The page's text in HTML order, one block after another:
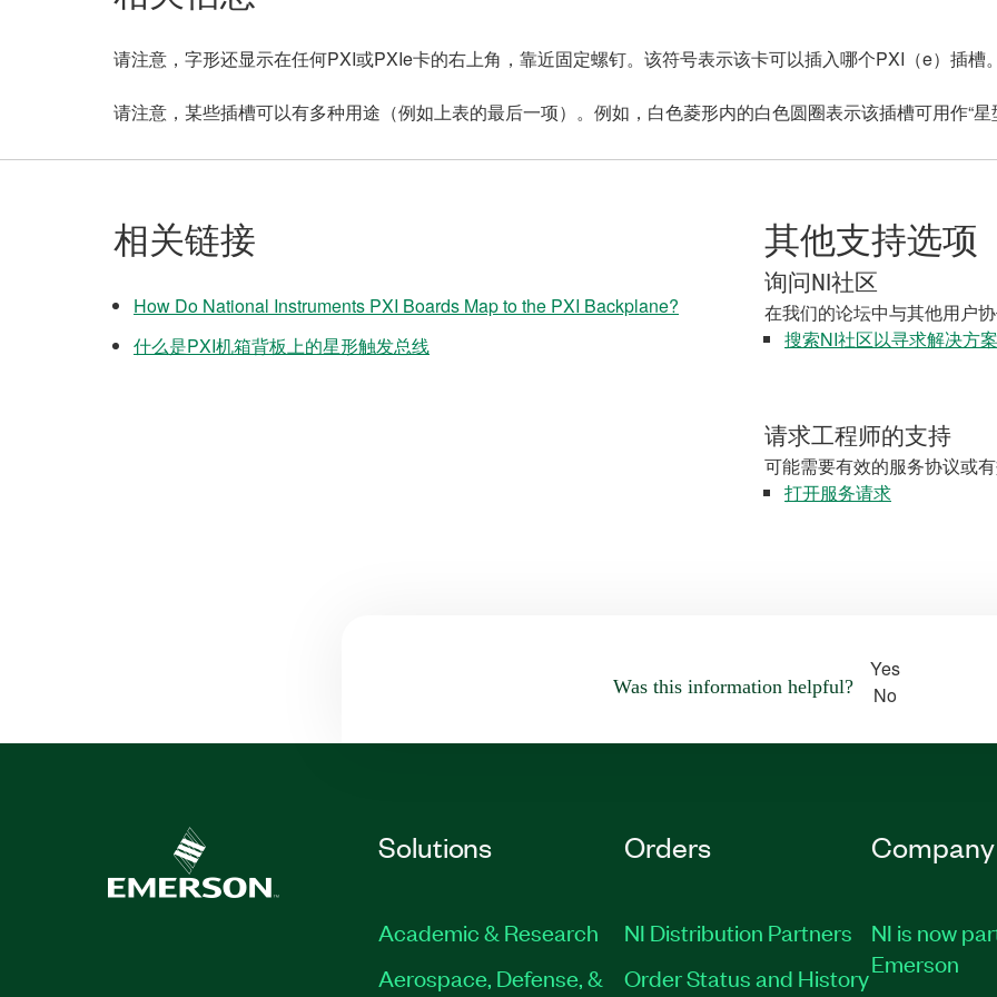
请注意，字形还显示在任何PXI或PXIe卡的右上角，靠近固定螺钉。该符号表示该卡可以插入哪个PXI（e）插槽
请注意，某些插槽可以有多种用途（例如上表的最后一项）。例如，白色菱形内的白色圆圈表示该插槽可用作“星
相关链接
How Do National Instruments PXI Boards Map to the PXI Backplane?
什么是PXI机箱背板上的星形触发总线
其他支持选项
询问NI社区
在我们的论坛中与其他用户
搜索NI社区以寻求解决方案
请求工程师的支持
可能需要有效的服务协议或
打开服务请求
Was this information helpful?
Yes
No
Solutions
Academic & Research
Aerospace, Defense, &
Orders
NI Distribution Partners
Order Status and History
Company
NI is now
Emerson